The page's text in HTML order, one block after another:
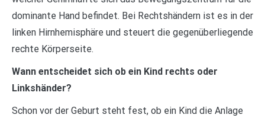
dominante Hand befindet. Bei Rechtshändern ist es in der
linken Hirnhemisphäre und steuert die gegenüberliegende
rechte Körperseite.
Wann entscheidet sich ob ein Kind rechts oder
Linkshänder?
Schon vor der Geburt steht fest, ob ein Kind die Anlage